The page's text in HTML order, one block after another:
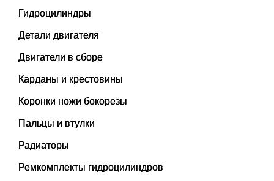
Гидроцилиндры
Детали двигателя
Двигатели в сборе
Карданы и крестовины
Коронки ножи бокорезы
Пальцы и втулки
Радиаторы
Ремкомплекты гидроцилиндров